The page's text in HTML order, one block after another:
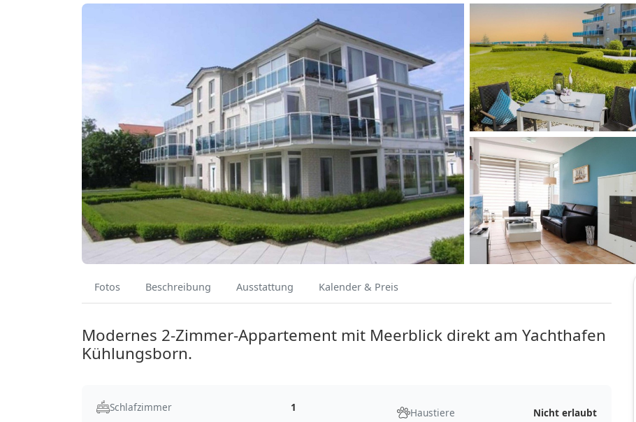
Fotos Beschreibung Ausstattung Kalender & Preis
Modernes 2-Zimmer-Appartement mit Meerblick direkt am Yachthafen
Kühlungsborn.
Schlafzimmer
1
Haustiere
Nicht erlaubt